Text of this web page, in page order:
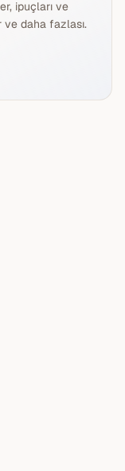
ipuçları ve
daha fazlası.